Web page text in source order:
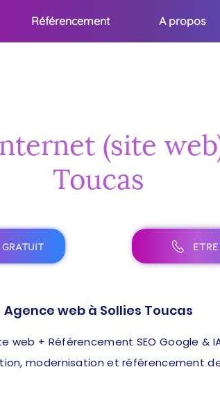
Référencement A propos
(site
Toucas
GRATUIT
Agence web à Sollies Toucas
web + Référencement SEO Google &
modernisation et référencement